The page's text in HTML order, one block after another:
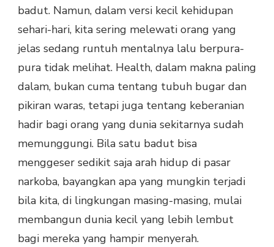
badut. Namun, dalam versi kecil kehidupan
sehari-hari, kita sering melewati orang yang
jelas sedang runtuh mentalnya lalu berpura-
pura tidak melihat. Health, dalam makna paling
dalam, bukan cuma tentang tubuh bugar dan
pikiran waras, tetapi juga tentang keberanian
hadir bagi orang yang dunia sekitarnya sudah
memunggungi. Bila satu badut bisa
menggeser sedikit saja arah hidup di pasar
narkoba, bayangkan apa yang mungkin terjadi
bila kita, di lingkungan masing-masing, mulai
membangun dunia kecil yang lebih lembut
bagi mereka yang hampir menyerah.